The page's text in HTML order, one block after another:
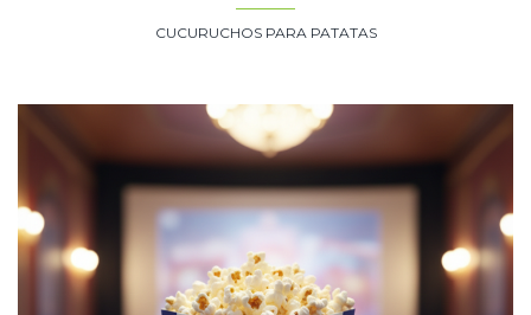
CUCURUCHOS PARA PATATAS